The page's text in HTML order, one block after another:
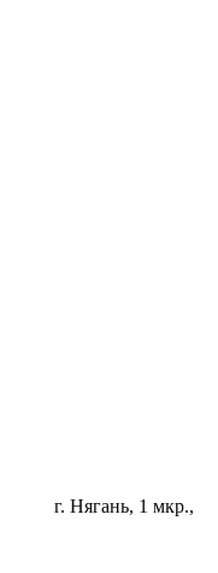
г. Нягань, 1 мкр.,